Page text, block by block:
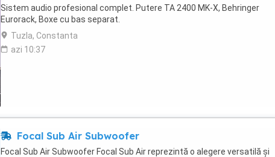
Sistem audio profesional complet. Putere TA 2400 MK-X, Behringer
Eurorack, Boxe cu bas separat.
Tuzla, Constanta
azi 10:37
Focal Sub Air Subwoofer
Focal Sub Air Subwoofer Focal Sub Air reprezintă o alegere versatilă și